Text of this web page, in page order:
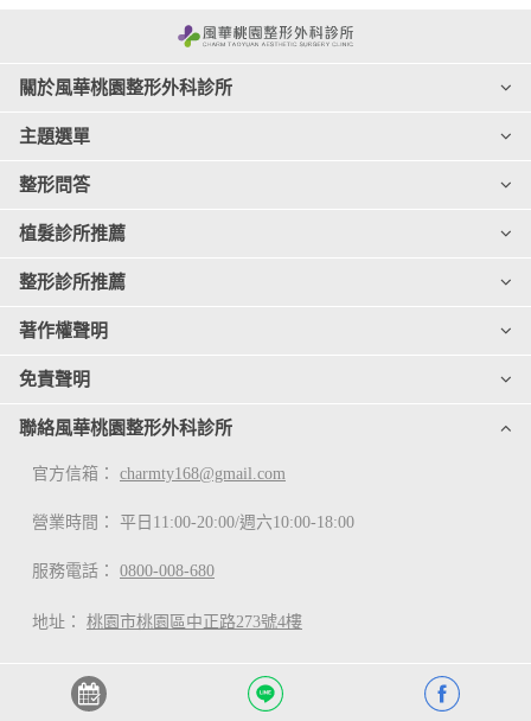
關於風華桃園整形外科診所
主題選單
整形問答
植髮診所推薦
整形診所推薦
著作權聲明
免責聲明
聯絡風華桃園整形外科診所
官方信箱： charmty168@gmail.com
營業時間： 平日11:00-20:00/週六10:00-18:00
服務電話： 0800-008-680
地址： 桃園市桃園區中正路273號4樓